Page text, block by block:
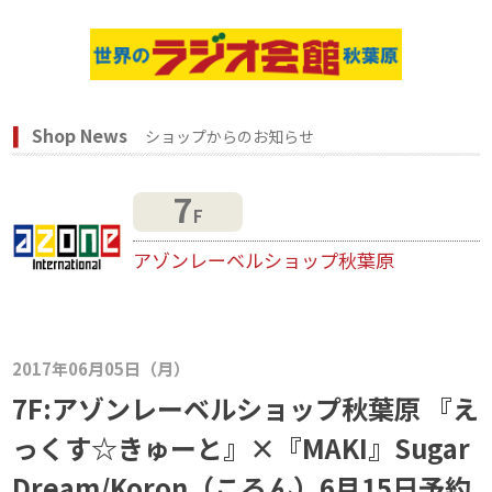
Shop News ショップからのお知らせ
7F
アゾンレーベルショップ秋葉原
2017年06月05日（月）
7F:アゾンレーベルショップ秋葉原 『え
っくす☆きゅーと』×『MAKI』Sugar